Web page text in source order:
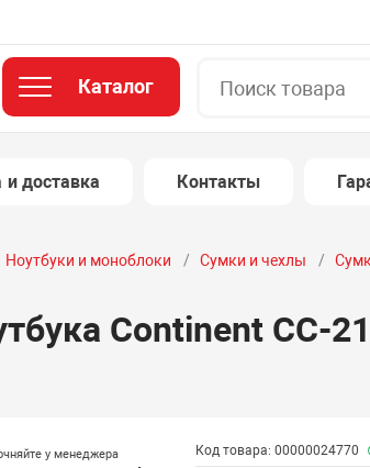
Каталог
и доставка Контакты
Ноутбуки и моноблоки Сумки и чехлы
Continent CC-
у менеджера Код товара: 00000024770